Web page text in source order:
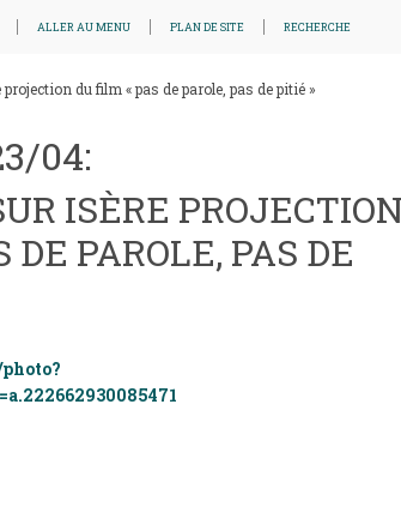
ALLER AU MENU PLAN DE SITE RECHERCHE
du film « pas de parole, pas de pitié »
04:
ISÈRE PROJECTION
DE PAROLE, PAS DE